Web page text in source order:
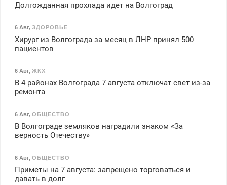
Долгожданная прохлада идет на Волгоград
6 Авг, ЗДОРОВЬЕ
Хирург из Волгограда за месяц в ЛНР принял 500
пациентов
6 Авг, ЖКХ
В 4 районах Волгограда 7 августа отключат свет из-за
ремонта
6 Авг, ОБЩЕСТВО
В Волгограде земляков наградили знаком «За
верность Отечеству»
6 Авг, ОБЩЕСТВО
Приметы на 7 августа: запрещено торговаться и
давать в долг